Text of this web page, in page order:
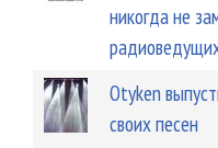
никогда не
Otyken
своих песен